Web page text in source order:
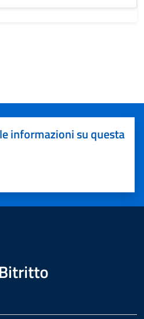
informazioni su questa
su 5
su 5